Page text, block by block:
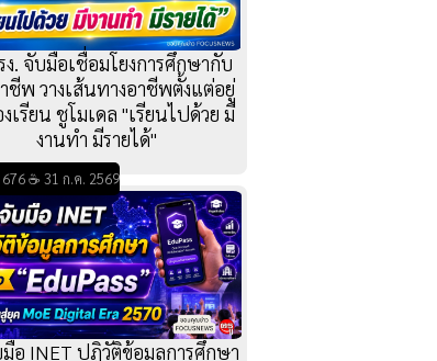
ง. จับมือเชื่อมโยงการศึกษากับ
ชีพ วางเส้นทางอาชีพตั้งแต่อยู่
เรียน ชูโมเดล "เรียนไปด้วย มี
งานทำ มีรายได้"
☕ 31 ก.ค. 2569
อ INET ปฏิวัติข้อมูลการศึกษา